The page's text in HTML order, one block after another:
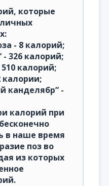
которые
- 8 калорий;
- 326 калорий;
калорий;
калории;
канделябр“ -
калорий при
в наше время
поз во
из которых